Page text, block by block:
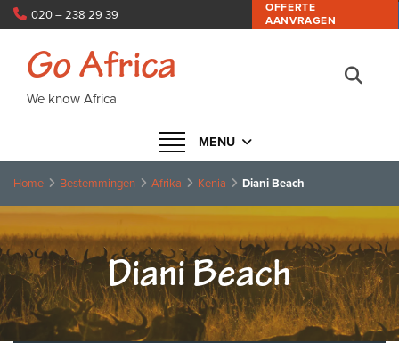
OFFERTE
AANVRAGEN
020 – 238 29 39
Navigatie in- of uitklappen
MENU
Go Africa
We know Africa
Home Bestemmingen Afrika Kenia Diani Beach
Diani Beach